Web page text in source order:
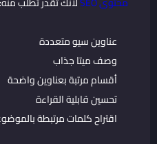
عناوين سيو متعددة
وصف ميتا جذاب
أقسام مرتبة بعناوين واضحة
تحسين قابلية القراءة
اقتراح كلمات مرتبطة